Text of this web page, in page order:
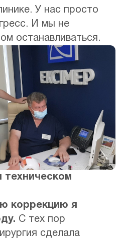
У нас просто
И мы не
останавливаться.
техническом
коррекцию я
С тех пор
сделала